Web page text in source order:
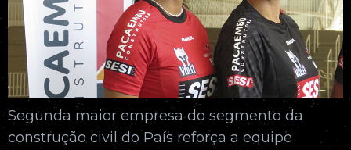
Segunda maior empresa do segmento da
construção civil do País reforça a equipe